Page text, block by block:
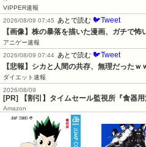
VIPPER速報
2026/08/09 07:45
あとで読む 🐦Tweet
【画像】株の暴落を描いた漫画、ガチで怖
アニゲー速報
2026/08/09 07:44 あとで読む 🐦Tweet
【悲報】シカと人間の共存、無理だった
ダイエット速報
2026/08/09
[PR] 【割引】タイムセール監視所『食器用
Amazon